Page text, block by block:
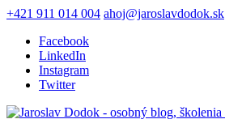
+421 911 014 004 ahoj@jaroslavdodok.sk
Facebook
LinkedIn
Instagram
Twitter